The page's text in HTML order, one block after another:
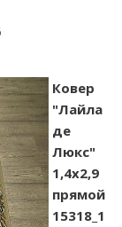
Ковер
"Лайла
де
Люкс"
1,4х2,9
прямой
15318_1